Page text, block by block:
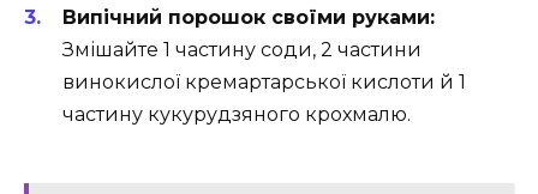
Випічний порошок своїми руками:
Змішайте 1 частину соди, 2 частини
винокислої кремартарської кислоти й 1
частину кукурудзяного крохмалю.